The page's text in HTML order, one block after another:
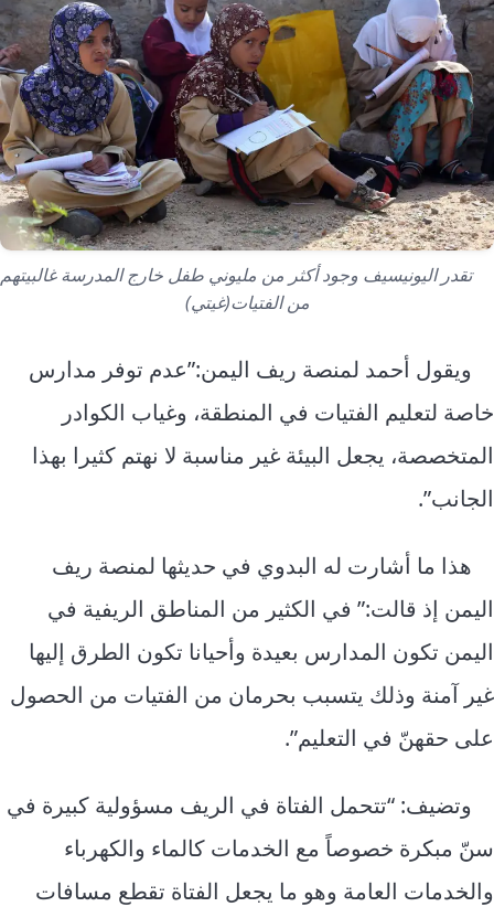
تقدر اليونيسيف وجود أكثر من مليوني طفل خارج المدرسة غالبيتهم
من الفتيات(غيتي)
ويقول أحمد لمنصة ريف اليمن:”عدم توفر مدارس
خاصة لتعليم الفتيات في المنطقة، وغياب الكوادر
المتخصصة، يجعل البيئة غير مناسبة لا نهتم كثيرا بهذا
الجانب”.
هذا ما أشارت له البدوي في حديثها لمنصة ريف
اليمن إذ قالت:” في الكثير من المناطق الريفية في
اليمن تكون المدارس بعيدة وأحيانا تكون الطرق إليها
غير آمنة وذلك يتسبب بحرمان من الفتيات من الحصول
على حقهنّ في التعليم”.
وتضيف: “تتحمل الفتاة في الريف مسؤولية كبيرة في
سنّ مبكرة خصوصاً مع الخدمات كالماء والكهرباء
والخدمات العامة وهو ما يجعل الفتاة تقطع مسافات